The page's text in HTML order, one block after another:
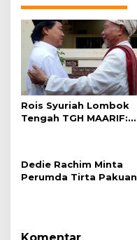
Rois Syuriah Lombok
Tengah TGH MAARIF:
Dedie Rachim Minta
Perumda Tirta Pakuan